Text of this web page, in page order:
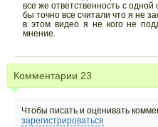
все же ответственность с
бы точно все считали что я не
в этом видео я не кого не
мнение.
Комментарии 23
Чтобы писать и оценивать
зарегистрироваться